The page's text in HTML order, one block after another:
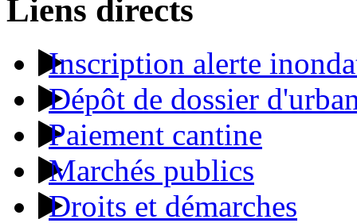
Liens directs
Inscription alerte
Dépôt de dossier
Paiement cantine
Marchés publics
Droits et démarches